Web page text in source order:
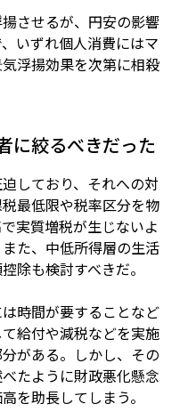
させるが、円安の影響
いずれ個人消費にはマ
浮揚効果を次第に相殺
に絞るべきだった
しており、それへの対
最低限や税率区分を物
実質増税が生じないよ
た、中低所得層の生活
除も検討すべきだ。
時間が要することなど
給付や減税などを実施
がある。しかし、その
たように財政悪化懸念
を助長してしまう。